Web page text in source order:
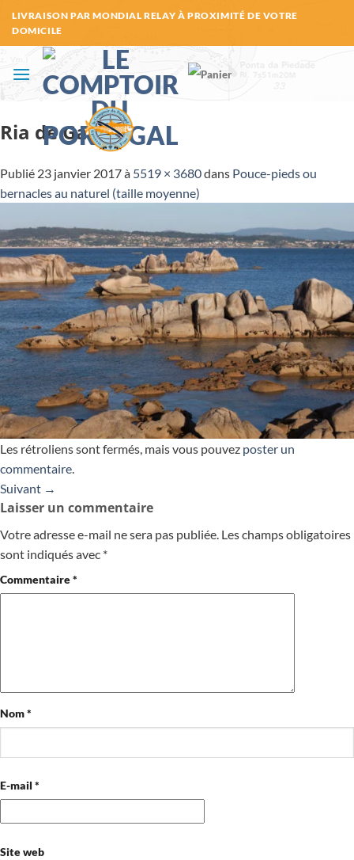
Passer
au
contenu
LIVRAISON PAR MONDIAL RELAY À PROXIMITÉ DE VOTRE
DOMICILE
Ria de Galice
Publié 23 janvier 2017à 5519 × 3680dans Pouce-pieds ou
bernacles au naturel (taille moyenne)
Les rétroliens sont fermés, mais vous pouvez poster un
commentaire.
Suivant →
Laisser un commentaire
Votre adresse e-mail ne sera pas publiée. Les champs obligatoires
sont indiqués avec *
Commentaire*
Nom*
E-mail *
Site web